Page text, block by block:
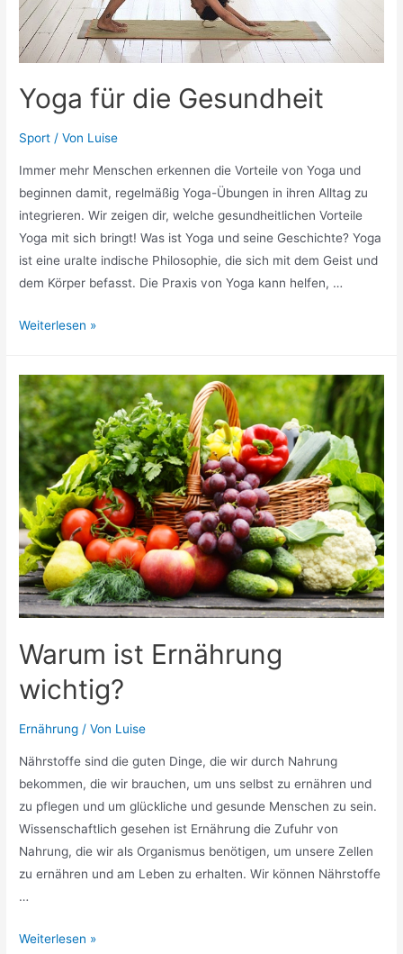
Yoga für die Gesundheit
Sport / Von Luise
Immer mehr Menschen erkennen die Vorteile von Yoga und
beginnen damit, regelmäßig Yoga-Übungen in ihren Alltag zu
integrieren. Wir zeigen dir, welche gesundheitlichen Vorteile
Yoga mit sich bringt! Was ist Yoga und seine Geschichte? Yoga
ist eine uralte indische Philosophie, die sich mit dem Geist und
dem Körper befasst. Die Praxis von Yoga kann helfen, …
Yoga
Gesundheit
Weiterlesen »
Warum ist Ernährung
wichtig?
Ernährung / Von Luise
Nährstoffe sind die guten Dinge, die wir durch Nahrung
bekommen, die wir brauchen, um uns selbst zu ernähren und
zu pflegen und um glückliche und gesunde Menschen zu sein.
Wissenschaftlich gesehen ist Ernährung die Zufuhr von
Nahrung, die wir als Organismus benötigen, um unsere Zellen
zu ernähren und am Leben zu erhalten. Wir können Nährstoffe
…
Warum
Weiterlesen »